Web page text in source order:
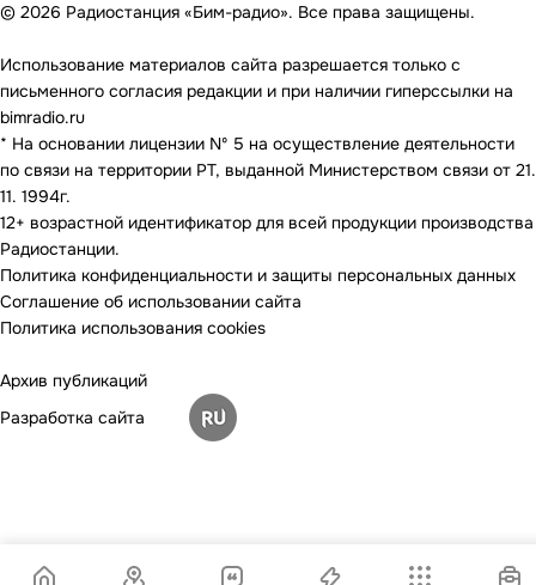
© 2026 Радиостанция «Бим-радио». Все права защищены.
Использование материалов сайта разрешается только с
письменного согласия редакции и при наличии гиперссылки на
bimradio.ru
* На основании лицензии Nº 5 на осуществление деятельности
по связи на территории РТ, выданной Министерством связи от 21.
11. 1994г.
12+ возрастной идентификатор для всей продукции производства
Радиостанции.
Политика конфиденциальности и защиты персональных данных
Соглашение об использовании сайта
Политика использования cookies
Архив публикаций
Разработка сайта